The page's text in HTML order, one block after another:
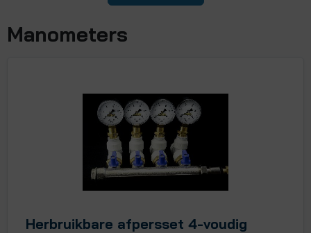
Manometers
Herbruikbare afpersset 4-voudig